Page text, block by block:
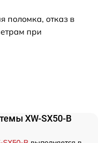
поломка, отказ в
при
XW-SX50-B